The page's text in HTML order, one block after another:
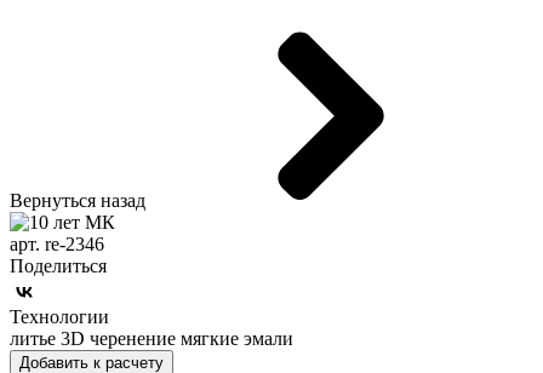
Вернуться назад
арт. re-2346
Поделиться
Технологии
литье 3D черенение мягкие эмали
Добавить к расчету